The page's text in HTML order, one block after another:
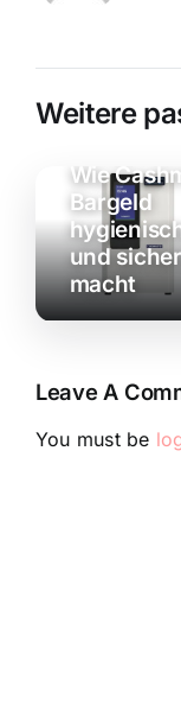
Weitere
Wie
Bargeld
und
macht
Leave A
You must be